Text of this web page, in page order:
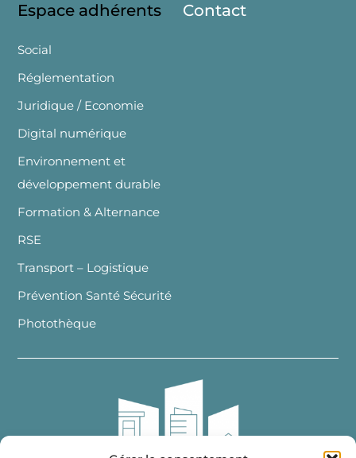
Espace adhérents
Social
Réglementation
Juridique / Economie
Digital numérique
Environnement et
développement durable
Formation & Alternance
RSE
Transport – Logistique
Prévention Santé Sécurité
Photothèque
Contact